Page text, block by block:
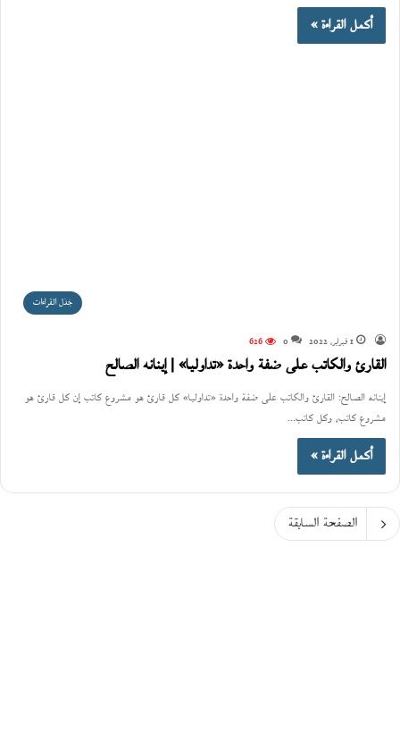
أكمل القراءة »
جَدَل القراءات
1 فبراير، 2022 0
626
القارئ والكاتب على ضفة واحدة «تداوليا» | إينانه الصالح
إينانه الصالح: القارئ والكاتب على ضفة واحدة «تداوليا» كل قارئ هو مشروع كاتب إن كل قارئ هو
مشروع كاتب، وكل كاتب…
أكمل القراءة »
الصفحة السابقة